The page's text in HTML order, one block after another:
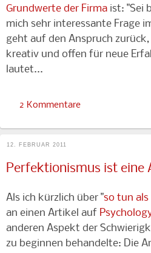
Grundwerte der Firma ist: "Sei
mich sehr interessante Frage
geht auf den Anspruch
kreativ und offen für neue
lautet...
2 Kommentare
12. FEBRUAR 2011
Perfektionismus ist eine
Als ich kürzlich über "so tun als
an einen Artikel auf
anderen Aspekt der
zu beginnen behandelte: Die